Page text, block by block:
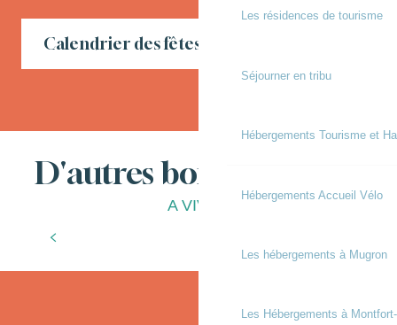
Les résidences de tourisme
Séjourner en tribu
Hébergements Tourisme et
Hébergements Accueil Vélo
Les hébergements à Mugron
Les Hébergements à
Calendrier des fêtes locales en Chalosse
D'autres bonnes choses
A VIVRE
À la ferme